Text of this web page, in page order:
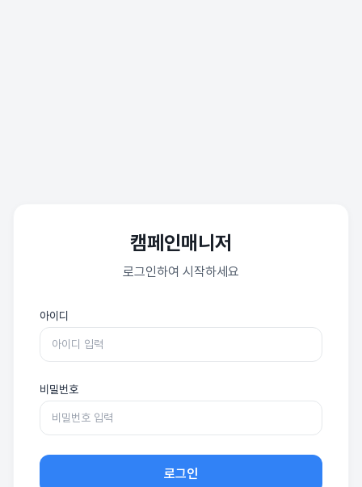
캠페인매니저
로그인하여 시작하세요
아이디
비밀번호
로그인